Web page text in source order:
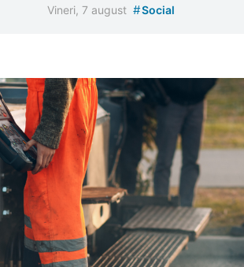
Vineri, 7 august #Social